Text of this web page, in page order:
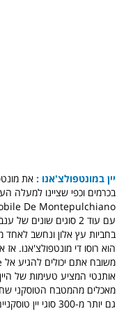
יין במונטפולצ'אנו : את
עם עוד 2 סוגים שונים
בחביות עץ אלון ונחשב לאחד
הוא רוסו די מונטפולצ'אנו.
מאכלים מהמטבח הטוסקני
גם יותר מ-300 סוגי יין טוסקניים למכירה.